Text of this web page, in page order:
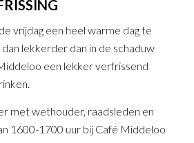
vrijdag een heel warme dag te
lekkerder dan in de schaduw
een lekker verfrissend
met wethouder, raadsleden en
1600-1700 uur bij Café Middeloo